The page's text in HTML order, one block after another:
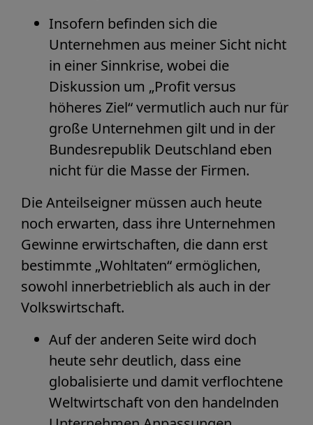
Insofern befinden sich die
Unternehmen aus meiner Sicht nicht
in einer Sinnkrise, wobei die
Diskussion um „Profit versus
höheres Ziel“ vermutlich auch nur für
große Unternehmen gilt und in der
Bundesrepublik Deutschland eben
nicht für die Masse der Firmen.
Die Anteilseigner müssen auch heute
noch erwarten, dass ihre Unternehmen
Gewinne erwirtschaften, die dann erst
bestimmte „Wohltaten“ ermöglichen,
sowohl innerbetrieblich als auch in der
Volkswirtschaft.
Auf der anderen Seite wird doch
heute sehr deutlich, dass eine
globalisierte und damit verflochtene
Weltwirtschaft von den handelnden